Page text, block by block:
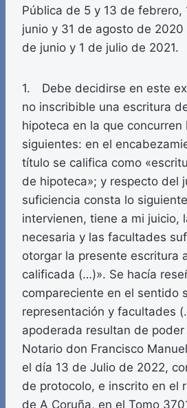
Pública de 5 y 13 de febrero,
junio y 31 de agosto de
de junio y 1 de julio de 2021.
1. Debe decidirse en este
no inscribible una escritura
hipoteca en la que concurren
siguientes: en el
título se califica como
de hipoteca»; y respecto del
suficiencia consta lo
intervienen, tiene a mi juicio,
necesaria y las facultades
otorgar la presente escritura
calificada (…)». Se hacía
compareciente en el sentido
representación y facultades
apoderada resultan de
Notario don Francisco
el día 13 de Julio de 2022,
de protocolo, e inscrito en el
de A Coruña, en el Tomo